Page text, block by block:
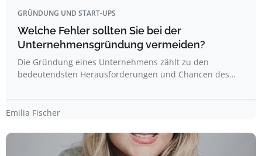
GRÜNDUNG UND START-UPS
Welche Fehler sollten Sie bei der
Unternehmensgründung vermeiden?
Die Gründung eines Unternehmens zählt zu den
bedeutendsten Herausforderungen und Chancen des…
Emilia Fischer